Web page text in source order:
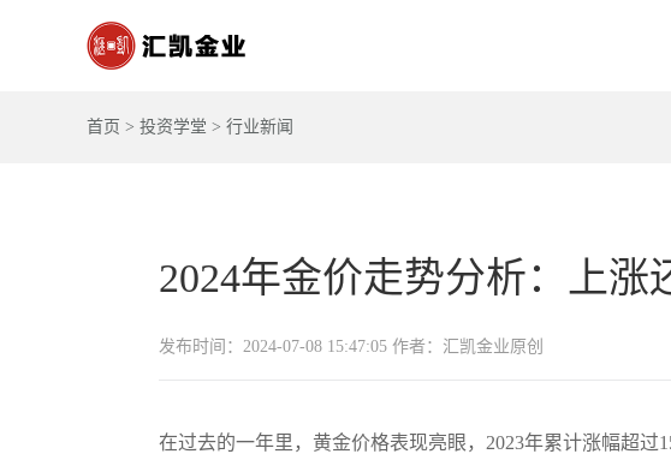
首页 > 投资学堂 > 行业新闻
2024年金价走势分析：上涨
发布时间：2024-07-08 15:47:05 作者：汇凯金业原创
在过去的一年里，黄金价格表现亮眼，2023年累计涨幅超